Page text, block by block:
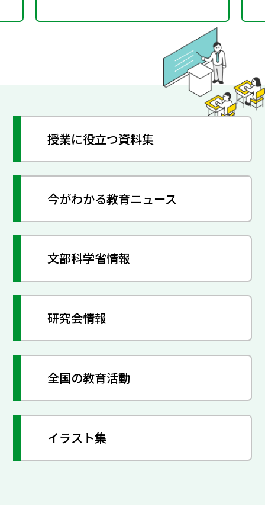
授業に役立つ資料集
今がわかる教育ニュース
文部科学省情報
研究会情報
全国の教育活動
イラスト集